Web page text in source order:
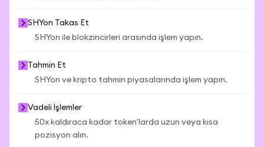
SHYon Takas Et
SHYon ile blokzincirleri arasında işlem yapın.
Tahmin Et
SHYon ve kripto tahmin piyasalarında işlem yapın.
Vadeli İşlemler
50x kaldıraca kadar token'larda uzun veya kısa
pozisyon alın.